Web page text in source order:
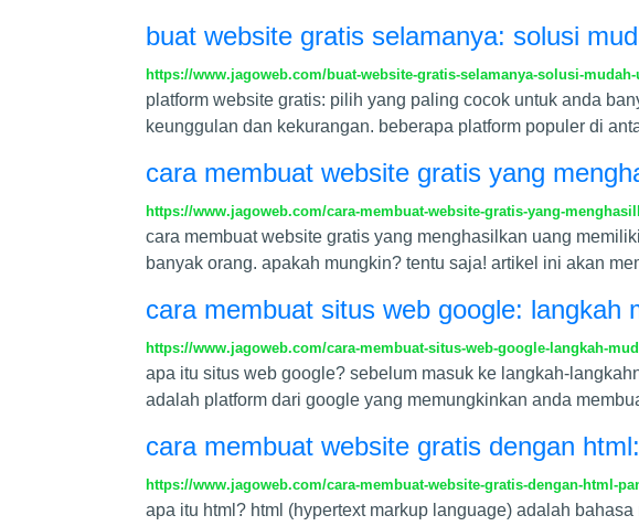
buat website gratis selamanya: solusi
https://www.jagoweb.com/buat-website-gratis-selamanya-solusi-
platform website gratis: pilih yang paling cocok untuk anda
keunggulan dan kekurangan. beberapa platform populer di
cara membuat website gratis yang
https://www.jagoweb.com/cara-membuat-website-gratis-yang-
cara membuat website gratis yang menghasilkan uang
banyak orang. apakah mungkin? tentu saja! artikel ini akan
cara membuat situs web google: langkah
https://www.jagoweb.com/cara-membuat-situs-web-google-langkah-
apa itu situs web google? sebelum masuk ke langkah-
adalah platform dari google yang memungkinkan anda
cara membuat website gratis dengan
https://www.jagoweb.com/cara-membuat-website-gratis-dengan-html-
apa itu html? html (hypertext markup language) adalah